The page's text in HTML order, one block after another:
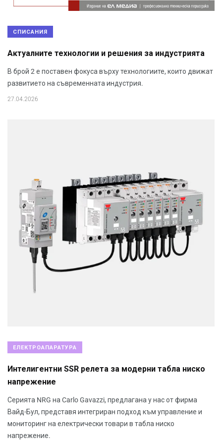
СПИСАНИЯ
Актуалните технологии и решения за индустрията
В брой 2 е поставен фокуса върху технологиите, които движат
развитието на съвременната индустрия.
27.04.2026
ЕЛЕКТРОАПАРАТУРА
Интелигентни SSR релета за модерни табла ниско
напрежение
Серията NRG на Carlo Gavazzi, предлагана у нас от фирма
Вайд-Бул, представя интегриран подход към управление и
мониторинг на електрически товари в табла ниско
напрежение.